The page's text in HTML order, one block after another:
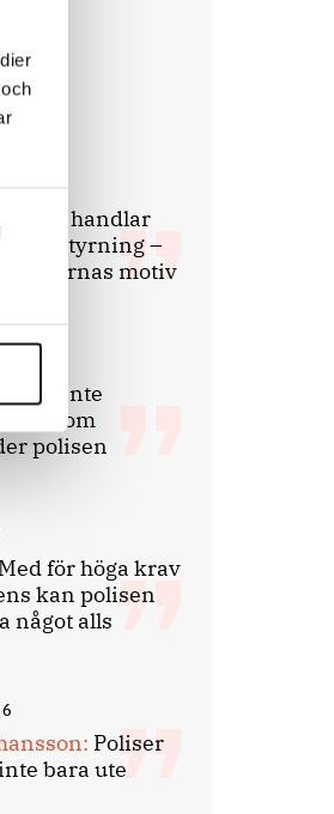
Det handlar
–
motiv
Det är inte
som
polisen
Med för höga krav
kan polisen
något alls
Poliser
bara ute